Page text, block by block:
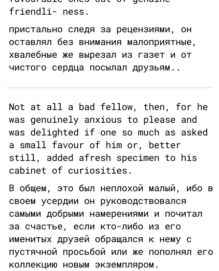
friendli- ness.
пристально следя за рецензиями, он
оставлял без внимания малоприятные,
хвалебные же вырезал из газет и от
чистого сердца посылал друзьям..
Not at all a bad fellow, then, for he
was genuinely anxious to please and
was delighted if one so much as asked
a small favour of him or, better
still, added afresh specimen to his
cabinet of curiosities.
В общем, это был неплохой малый, ибо в
своем усердии он руководствовался
самыми добрыми намерениями и почитал
за счастье, если кто-либо из его
именитых друзей обращался к нему с
пустячной просьбой или же пополнял его
коллекцию новым экземпляром.